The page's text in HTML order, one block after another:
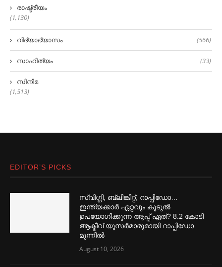
രാഷ്ട്രീയം
(1,130)
വിദ്യാഭ്യാസം (566)
സാഹിത്യം (33)
സിനിമ
(1,513)
EDITOR’S PICKS
സ്വിഗ്ഗി, ബ്ലിങ്കിറ്റ്, റാപ്പിഡോ…
ഇന്ത്യക്കാര്‍ ഏറ്റവും കൂടുല്‍
ഉപയോഗിക്കുന്ന ആപ്പ് ഏത്? 8.2 കോടി
ആക്ടീവ് യൂസര്‍മാരുമായി റാപ്പിഡോ
മുന്നില്‍
August 10, 2026